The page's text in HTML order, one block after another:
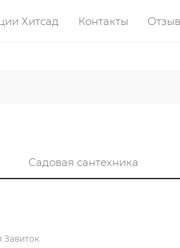
Хитсад Контакты
Садовая сантехника
Завиток